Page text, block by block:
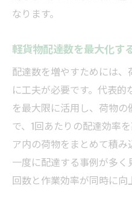
なります。
軽貨物配達数を最大化す
配達数を増やすためには
に工夫が必要です。代表的
を最大限に活用し、荷物
で、1回あたりの配達効率
ア内の荷物をまとめて積
一度に配達する事例が多
回数と作業効率が同時に向